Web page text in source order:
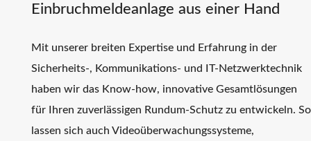
Einbruchmeldeanlage aus einer Hand
Mit unserer breiten Expertise und Erfahrung in der
Sicherheits-, Kommunikations- und IT-Netzwerktechnik
haben wir das Know-how, innovative Gesamtlösungen
für Ihren zuverlässigen Rundum-Schutz zu entwickeln. So
lassen sich auch Videoüberwachungssysteme,